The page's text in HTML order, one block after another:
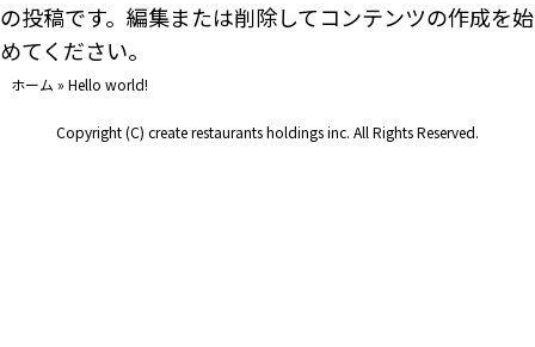
の投稿です。編集または削除してコンテンツの作成を始
めてください。
ホーム »Hello world!
Copyright (C) create restaurants holdings inc. All Rights Reserved.